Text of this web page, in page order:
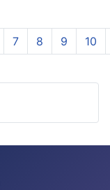
หน้า 1 จาก 28
7 8 9 10